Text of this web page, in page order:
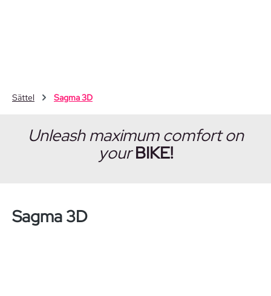
Zum Hauptinhalt springen
Sättel Sagma 3D
Unleash maximum comfort on
yourBIKE!
Sagma 3D